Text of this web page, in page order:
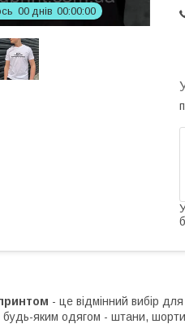
00 днів 00 00 00
- це відмінний вибір
будь-яким одягом - штани,